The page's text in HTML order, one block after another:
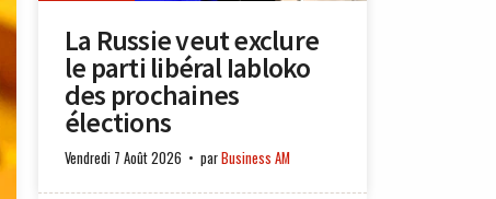
La Russie veut exclure
le parti libéral Iabloko
des prochaines
élections
Vendredi 7 Août 2026 parBusiness AM